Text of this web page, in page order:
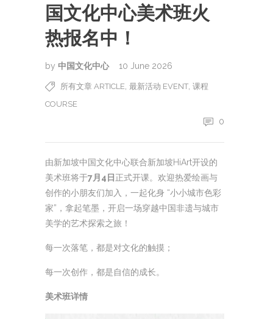
国文化中心美术班火
热报名中！
by 中国文化中心 10 June 2026
所有文章 ARTICLE 最新活动 EVENT 课程
COURSE
0
由新加坡中国文化中心联合新加坡HiArt开设的
美术班将于7月4日 正式开课。欢迎热爱绘画与
创作的小朋友们加入，一起化身 “小小城市色彩
家”，拿起笔墨，开启一场穿越中国非遗与城市
美学的艺术探索之旅！
每一次落笔，都是对文化的触摸；
每一次创作，都是自信的成长。
美术班详情